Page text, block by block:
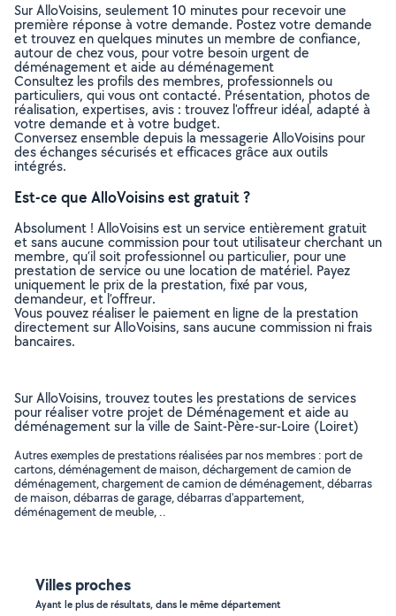
Sur AlloVoisins, seulement 10 minutes pour recevoir une
première réponse à votre demande. Postez votre demande
et trouvez en quelques minutes un membre de confiance,
autour de chez vous, pour votre besoin urgent de
déménagement et aide au déménagement
Consultez les profils des membres, professionnels ou
particuliers, qui vous ont contacté. Présentation, photos de
réalisation, expertises, avis : trouvez l'offreur idéal, adapté à
votre demande et à votre budget.
Conversez ensemble depuis la messagerie AlloVoisins pour
des échanges sécurisés et efficaces grâce aux outils
intégrés.
Est-ce que AlloVoisins est gratuit ?
Absolument ! AlloVoisins est un service entièrement gratuit
et sans aucune commission pour tout utilisateur cherchant un
membre, qu’il soit professionnel ou particulier, pour une
prestation de service ou une location de matériel. Payez
uniquement le prix de la prestation, fixé par vous,
demandeur, et l’offreur.
Vous pouvez réaliser le paiement en ligne de la prestation
directement sur AlloVoisins, sans aucune commission ni frais
bancaires.
Sur AlloVoisins, trouvez toutes les prestations de services
pour réaliser votre projet de Déménagement et aide au
déménagement sur la ville de Saint-Père-sur-Loire (Loiret)
Autres exemples de prestations réalisées par nos membres : port de
cartons, déménagement de maison, déchargement de camion de
déménagement, chargement de camion de déménagement, débarras
de maison, débarras de garage, débarras d'appartement,
déménagement de meuble, ..
Villes proches
Ayant le plus de résultats, dans le même département